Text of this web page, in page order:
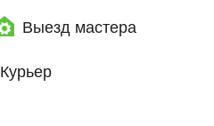
Выезд мастера
Курьер